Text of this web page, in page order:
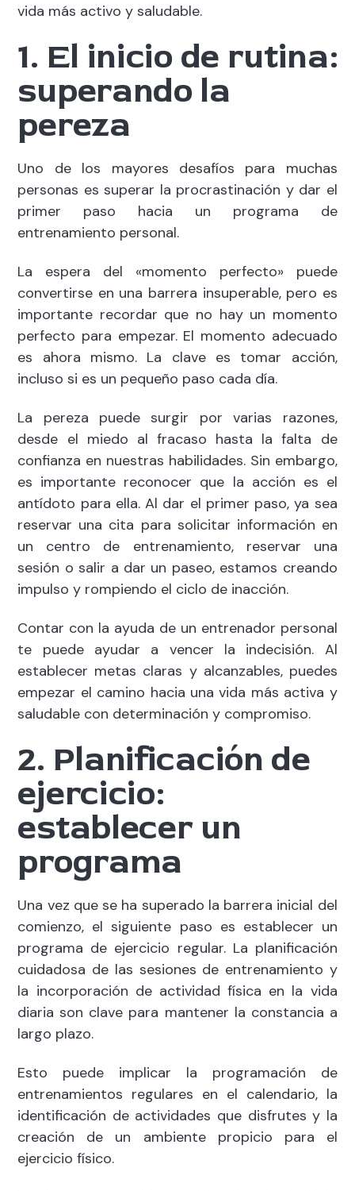
vida más activo y saludable.
1. El inicio de rutina:
superando la
pereza
Uno de los mayores desafíos para muchas
personas es superar la procrastinación y dar el
primer paso hacia un programa de
entrenamiento personal.
La espera del «momento perfecto» puede
convertirse en una barrera insuperable, pero es
importante recordar que no hay un momento
perfecto para empezar. El momento adecuado
es ahora mismo. La clave es tomar acción,
incluso si es un pequeño paso cada día.
La pereza puede surgir por varias razones,
desde el miedo al fracaso hasta la falta de
confianza en nuestras habilidades. Sin embargo,
es importante reconocer que la acción es el
antídoto para ella. Al dar el primer paso, ya sea
reservar una cita para solicitar información en
un centro de entrenamiento, reservar una
sesión o salir a dar un paseo, estamos creando
impulso y rompiendo el ciclo de inacción.
Contar con la ayuda de un entrenador personal
te puede ayudar a vencer la indecisión. Al
establecer metas claras y alcanzables, puedes
empezar el camino hacia una vida más activa y
saludable con determinación y compromiso.
2. Planificación de
ejercicio:
establecer un
programa
Una vez que se ha superado la barrera inicial del
comienzo, el siguiente paso es establecer un
programa de ejercicio regular. La planificación
cuidadosa de las sesiones de entrenamiento y
la incorporación de actividad física en la vida
diaria son clave para mantener la constancia a
largo plazo.
Esto puede implicar la programación de
entrenamientos regulares en el calendario, la
identificación de actividades que disfrutes y la
creación de un ambiente propicio para el
ejercicio físico.